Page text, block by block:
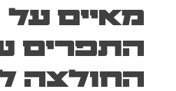
מאיים על
התפרים
החולצה